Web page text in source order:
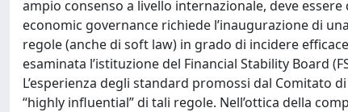
ampio consenso a livello internazionale, deve
economic governance richiede l’inaugurazione di
regole (anche di soft law) in grado di incidere
esaminata l’istituzione del Financial Stability Board
L’esperienza degli standard promossi dal Comitato
“highly influential” di tali regole. Nell’ottica della